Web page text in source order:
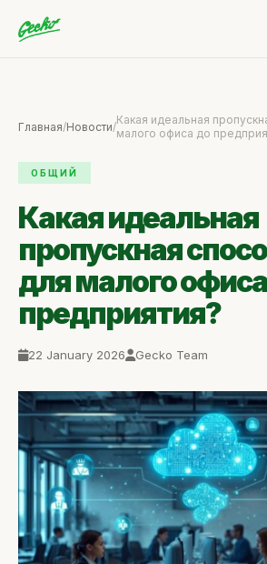
Главная/Новости/Какая идеальная
малого офиса до
ОБЩИЙ
Какая идеальная
пропускная
для малого
предприятия?
22 January 2026 Gecko Team